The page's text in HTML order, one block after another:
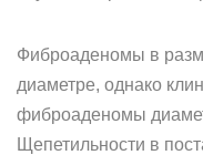
Фиброаденомы в
диаметре, однако
фиброаденомы
Щепетильности в